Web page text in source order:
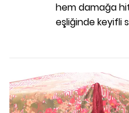
hem damağa
eşliğinde keyifli